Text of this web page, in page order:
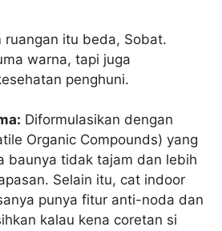
ruangan itu beda, Sobat.
warna, tapi juga
penghuni.
Diformulasikan dengan
Organic Compounds) yang
baunya tidak tajam dan lebih
Selain itu, cat indoor
punya fitur anti-noda dan
kalau kena coretan si